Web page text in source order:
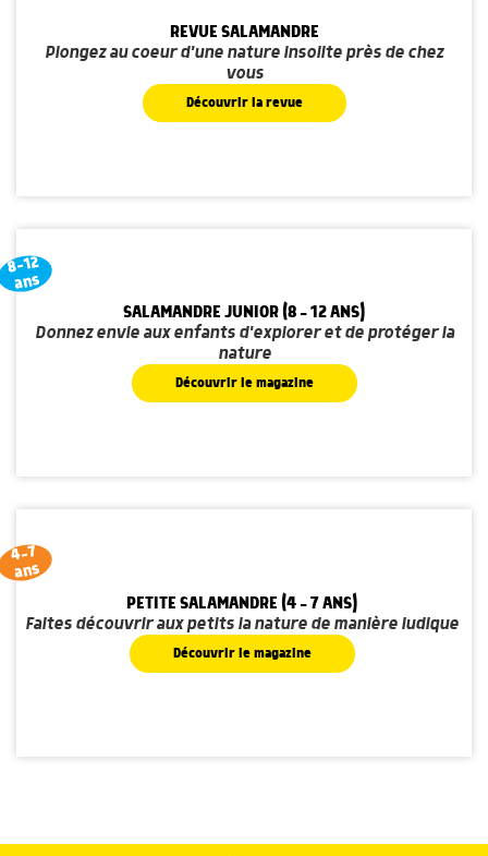
REVUE SALAMANDRE
Plongez au coeur d'une nature insolite près de chez
vous
Découvrir la revue
8-12
ans
SALAMANDRE JUNIOR (8 - 12 ANS)
Donnez envie aux enfants d'explorer et de protéger la
nature
Découvrir le magazine
4-7
ans
PETITE SALAMANDRE (4 - 7 ANS)
Faites découvrir aux petits la nature de manière ludique
Découvrir le magazine